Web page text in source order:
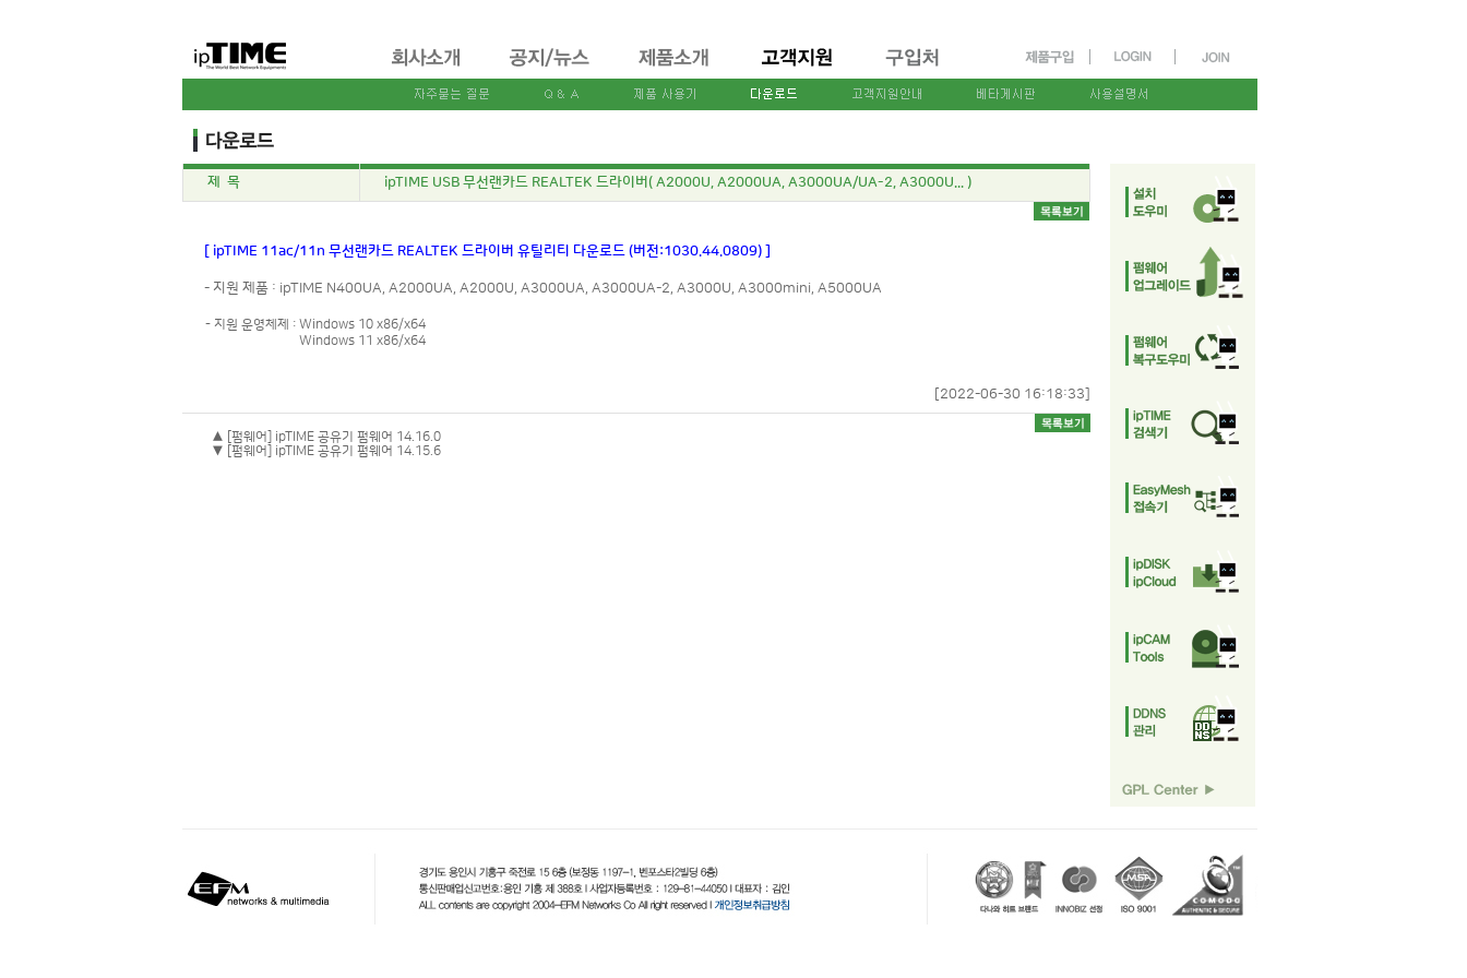
제 목 ipTIME USB 무선랜카드 REALTEK 드라이버( A2000U, A2000UA, A3000UA/UA-2, A3000U... )
[ ipTIME 11ac/11n 무선랜카드 REALTEK 드라이버 유틸리티 다운로드 (버전:1030.44.0809) ]
- 지원 제품 : ipTIME N400UA, A2000UA, A2000U, A3000UA, A3000UA-2, A3000U, A3000mini, A5000UA
- 지원 운영체제 : Windows 10 x86/x64
Windows 11 x86/x64
[2022-06-30 16:18:33]
▲ [펌웨어] ipTIME 공유기 펌웨어 14.16.0
▼ [펌웨어] ipTIME 공유기 펌웨어 14.15.6